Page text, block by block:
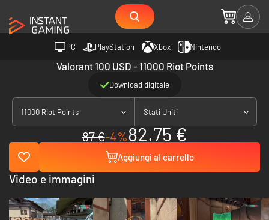
PC PlayStation Xbox Nintendo
Valorant 100 USD - 11000 Riot Points
Download digitale
11000 Riot Points Stati Uniti
87 €-4%82.75 €
Aggiungi al carrello
Video e immagini